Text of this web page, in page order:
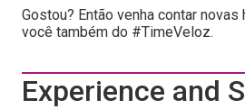
Gostou? Então venha contar
você também do #TimeVeloz.
Experience and